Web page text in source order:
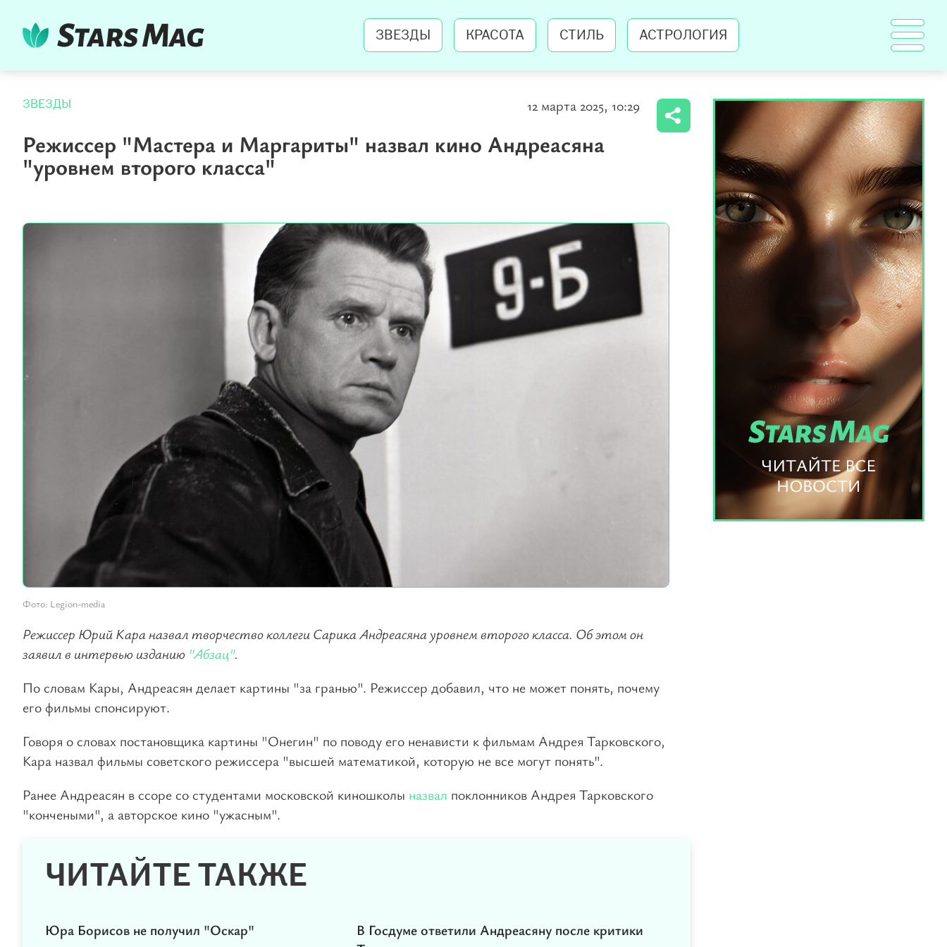
ЗВЕЗДЫ КРАСОТА СТИЛЬ АСТРОЛОГИЯ
ЗВЕЗДЫ 12 марта 2025, 10:29
Режиссер "Мастера и Маргариты" назвал кино Андреасяна
"уровнем второго класса"
Фото: Legion-media
Режиссер Юрий Кара назвал творчество коллеги Сарика Андреасяна уровнем второго класса. Об этом он
заявил в интервью изданию "Абзац".
По словам Кары, Андреасян делает картины "за гранью". Режиссер добавил, что не может понять, почему
его фильмы спонсируют.
Говоря о словах постановщика картины "Онегин" по поводу его ненависти к фильмам Андрея Тарковского,
Кара назвал фильмы советского режиссера "высшей математикой, которую не все могут понять".
Ранее Андреасян в ссоре со студентами московской киношколы назвал поклонников Андрея Тарковского
"кончеными", а авторское кино "ужасным".
ЧИТАЙТЕ ТАКЖЕ
Юра Борисов не получил "Оскар"
В Госдуме ответили Андреасяну после критики